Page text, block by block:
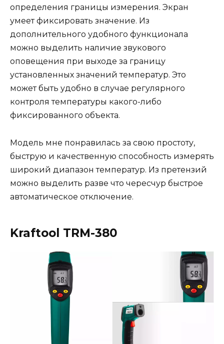
определения границы измерения. Экран
умеет фиксировать значение. Из
дополнительного удобного функционала
можно выделить наличие звукового
оповещения при выходе за границу
установленных значений температур. Это
может быть удобно в случае регулярного
контроля температуры какого-либо
фиксированного объекта.
Модель мне понравилась за свою простоту,
быструю и качественную способность измерять
широкий диапазон температур. Из претензий
можно выделить разве что чересчур быстрое
автоматическое отключение.
Kraftool TRM-380